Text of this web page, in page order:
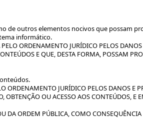
de outros elementos nocivos que possam
informático.
ORDENAMENTO JURÍDICO PELOS
E QUE, DESTA FORMA, POSSAM
JURÍDICO PELOS DANOS E
OU ACESSO AOS CONTEÚDOS,
DA ORDEM PÚBLICA, COMO